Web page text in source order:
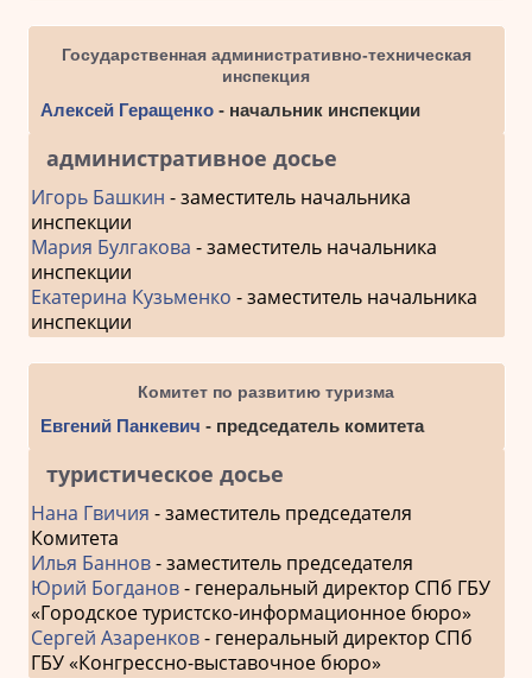
Государственная административно-техническая
инспекция
Алексей Геращенко- начальник инспекции
административное досье
Игорь Башкин - заместитель начальника
инспекции
Мария Булгакова - заместитель начальника
инспекции
Екатерина Кузьменко - заместитель начальника
инспекции
Комитет по развитию туризма
Евгений Панкевич - председатель комитета
туристическое досье
Нана Гвичия - заместитель председателя
Комитета
Илья Баннов- заместитель председателя
Юрий Богданов- генеральный директор СПб ГБУ
«Городское туристско-информационное бюро»
Сергей Азаренков- генеральный директор СПб
ГБУ «Конгрессно-выставочное бюро»